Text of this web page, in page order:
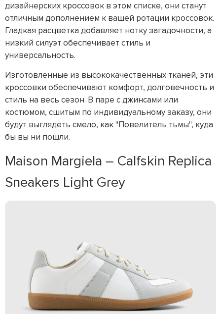
дизайнерских кроссовок в этом списке, они станут
отличным дополнением к вашей ротации кроссовок.
Гладкая расцветка добавляет нотку загадочности, а
низкий силуэт обеспечивает стиль и
универсальность.
Изготовленные из высококачественных тканей, эти
кроссовки обеспечивают комфорт, долговечность и
стиль на весь сезон. В паре с джинсами или
костюмом, сшитым по индивидуальному заказу, они
будут выглядеть смело, как "Повелитель тьмы", куда
бы вы ни пошли.
Maison Margiela – Calfskin Replica
Sneakers Light Grey